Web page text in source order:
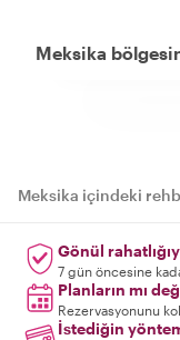
Meksika
Meksika içindeki
Gönül
7 gün öncesine
Planların mı
Rezervasyonunu
İstediğin